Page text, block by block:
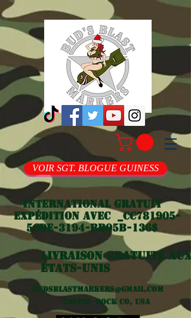
VOIR SGT. BLOGUE GUINESS
International gratuit
Expédition avec _cc781905-
5cde-3194-bb05b-136$
Livraison gratuite aux
États-Unis
Budsblastmarkers@gmail.com
Castle Rock CO, USA